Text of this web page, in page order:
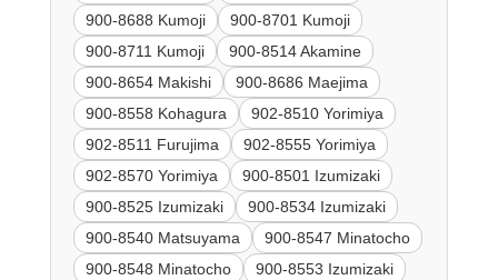
900-8688 Kumoji
900-8701 Kumoji
900-8711 Kumoji
900-8514 Akamine
900-8654 Makishi
900-8686 Maejima
900-8558 Kohagura
902-8510 Yorimiya
902-8511 Furujima
902-8555 Yorimiya
902-8570 Yorimiya
900-8501 Izumizaki
900-8525 Izumizaki
900-8534 Izumizaki
900-8540 Matsuyama
900-8547 Minatocho
900-8548 Minatocho
900-8553 Izumizaki